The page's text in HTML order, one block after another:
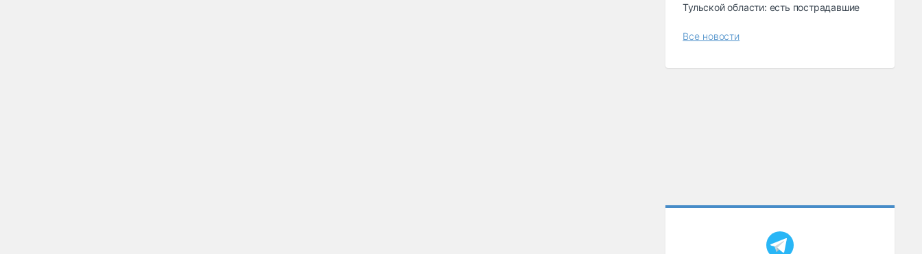
Тульской области: есть пострадавшие
Все новости